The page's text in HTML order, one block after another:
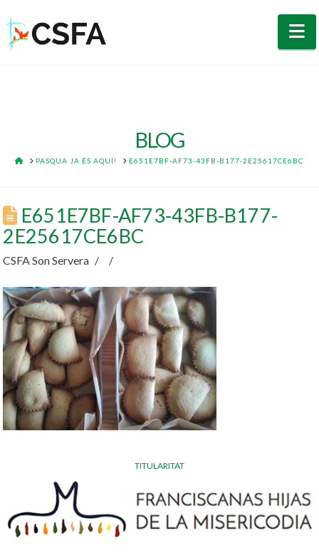
BLOG
HOMEPASQUA JA ÉS AQUÍ! E651E7BF-AF73-43FB-B177-2E25617CE6BC
E651E7BF-AF73-43FB-B177-
2E25617CE6BC
CSFA Son Servera
TITULARITAT